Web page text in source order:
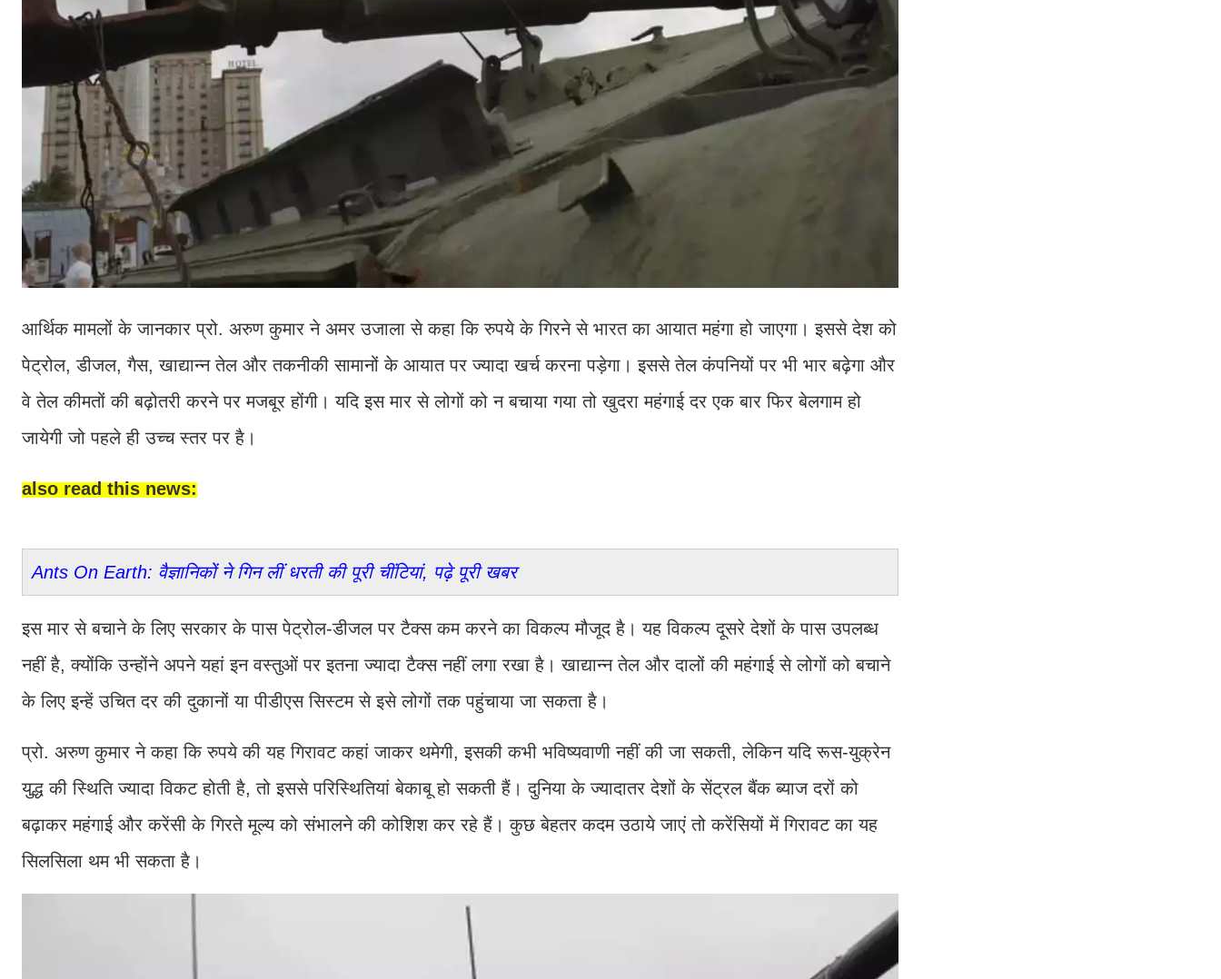
आर्थिक मामलों के जानकार प्रो. अरुण कुमार ने अमर उजाला से कहा कि रुपये के गिरने से भारत का आयात महंगा हो जाएगा। इससे देश को
पेट्रोल, डीजल, गैस, खाद्यान्न तेल और तकनीकी सामानों के आयात पर ज्यादा खर्च करना पड़ेगा। इससे तेल कंपनियों पर भी भार बढ़ेगा और
वे तेल कीमतों की बढ़ोतरी करने पर मजबूर होंगी। यदि इस मार से लोगों को न बचाया गया तो खुदरा महंगाई दर एक बार फिर बेलगाम हो
जायेगी जो पहले ही उच्च स्तर पर है।
also read this news:
Ants On Earth: वैज्ञानिकों ने गिन लीं धरती की पूरी चींटियां, पढ़े पूरी खबर
इस मार से बचाने के लिए सरकार के पास पेट्रोल-डीजल पर टैक्स कम करने का विकल्प मौजूद है। यह विकल्प दूसरे देशों के पास उपलब्ध
नहीं है, क्योंकि उन्होंने अपने यहां इन वस्तुओं पर इतना ज्यादा टैक्स नहीं लगा रखा है। खाद्यान्न तेल और दालों की महंगाई से लोगों को बचाने
के लिए इन्हें उचित दर की दुकानों या पीडीएस सिस्टम से इसे लोगों तक पहुंचाया जा सकता है।
प्रो. अरुण कुमार ने कहा कि रुपये की यह गिरावट कहां जाकर थमेगी, इसकी कभी भविष्यवाणी नहीं की जा सकती, लेकिन यदि रूस-युक्रेन
युद्ध की स्थिति ज्यादा विकट होती है, तो इससे परिस्थितियां बेकाबू हो सकती हैं। दुनिया के ज्यादातर देशों के सेंट्रल बैंक ब्याज दरों को
बढ़ाकर महंगाई और करेंसी के गिरते मूल्य को संभालने की कोशिश कर रहे हैं। कुछ बेहतर कदम उठाये जाएं तो करेंसियों में गिरावट का यह
सिलसिला थम भी सकता है।